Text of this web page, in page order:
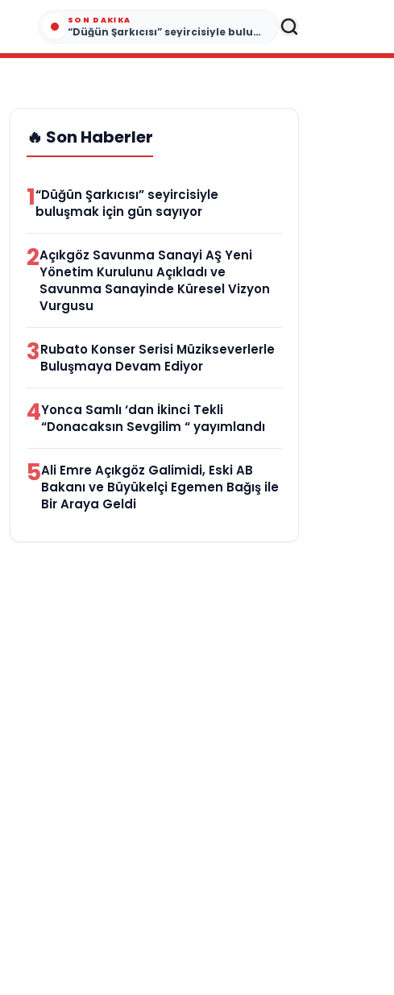
SON DAKIKA
“Düğün Şarkıcısı” seyircisiyle buluşmak için gün sayıyor
🔥 Son Haberler
1“Düğün Şarkıcısı” seyircisiyle
buluşmak için gün sayıyor
2Açıkgöz Savunma Sanayi AŞ Yeni
Yönetim Kurulunu Açıkladı ve
Savunma Sanayinde Küresel Vizyon
Vurgusu
3Rubato Konser Serisi Müzikseverlerle
Buluşmaya Devam Ediyor
4Yonca Samlı ‘dan İkinci Tekli
“Donacaksın Sevgilim “ yayımlandı
5Ali Emre Açıkgöz Galimidi, Eski AB
Bakanı ve Büyükelçi Egemen Bağış ile
Bir Araya Geldi